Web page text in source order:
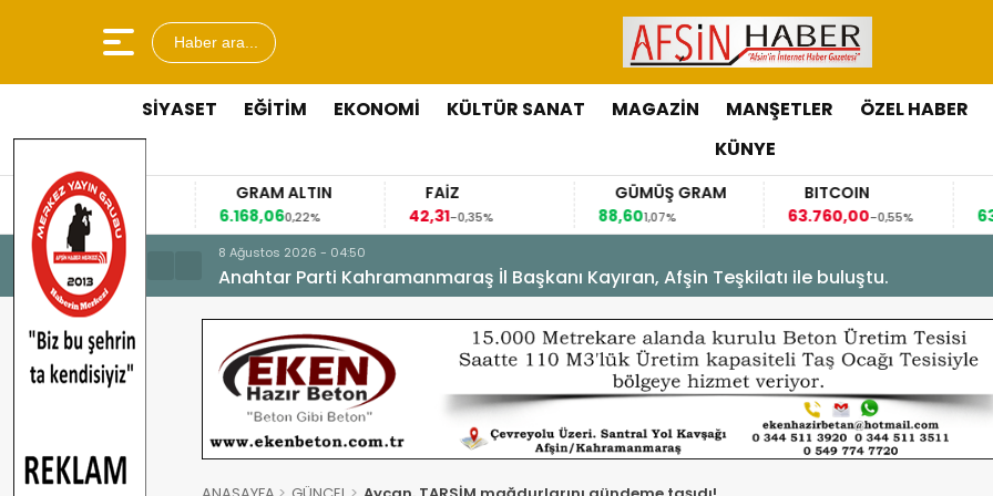
Haber ara...
SİYASET EĞİTİM EKONOMİ KÜLTÜR SANAT MAGAZİN MANŞETLER ÖZEL HABER
KÜNYE
6.168,06
FAİZ
42,31
GÜMÜŞ GRAM
88,60
BITCOIN
-0,55%
63,1184
8 Ağustos 2026 - 04:50
Anahtar Parti Kahramanmaraş İl Başkanı Kayıran, Afşin Teşkilatı ile buluştu.